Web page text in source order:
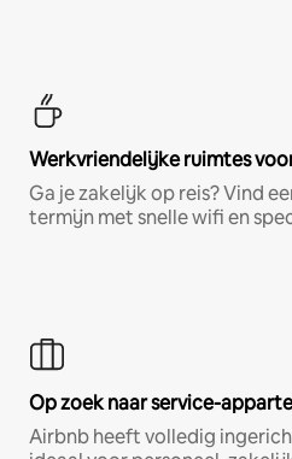
Werkvriendelijke ruimtes
Ga je zakelijk op reis? Vind
termijn met snelle wifi en
Op zoek naar service-
Airbnb heeft volledig